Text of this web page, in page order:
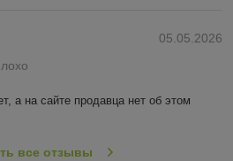
05.05.2026
а на сайте продавца нет об этом
все отзывы